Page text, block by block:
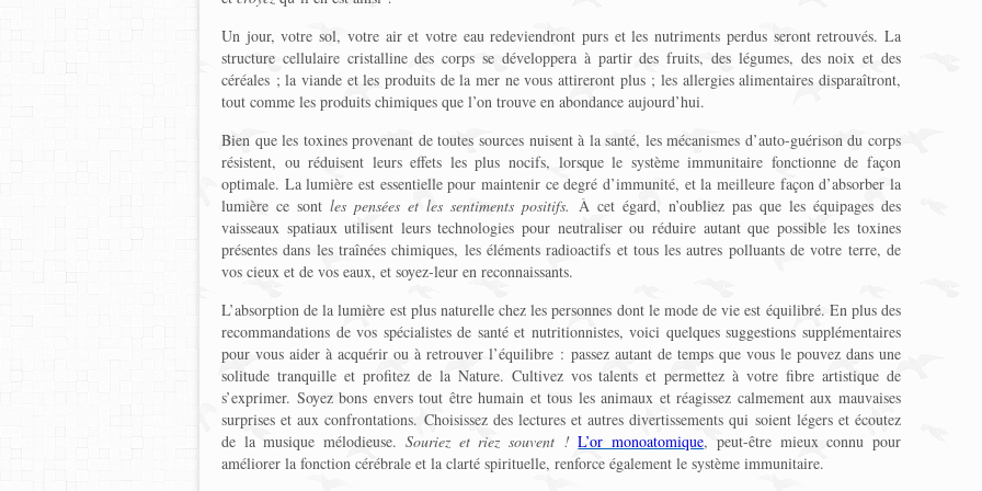
Un jour, votre sol, votre air et votre eau redeviendront purs et les nutriments perdus seront retrouvés. La
structure cellulaire cristalline des corps se développera à partir des fruits, des légumes, des noix et des
céréales ; la viande et les produits de la mer ne vous attireront plus ; les allergies alimentaires disparaîtront,
tout comme les produits chimiques que l’on trouve en abondance aujourd’hui.
Bien que les toxines provenant de toutes sources nuisent à la santé, les mécanismes d’auto-guérison du corps
résistent, ou réduisent leurs effets les plus nocifs, lorsque le système immunitaire fonctionne de façon
optimale. La lumière est essentielle pour maintenir ce degré d’immunité, et la meilleure façon d’absorber la
lumière ce sontles pensées et les sentiments positifs. À cet égard, n’oubliez pas que les équipages des
vaisseaux spatiaux utilisent leurs technologies pour neutraliser ou réduire autant que possible les toxines
présentes dans les traînées chimiques, les éléments radioactifs et tous les autres polluants de votre terre, de
vos cieux et de vos eaux, et soyez-leur en reconnaissants.
L’absorption de la lumière est plus naturelle chez les personnes dont le mode de vie est équilibré. En plus des
recommandations de vos spécialistes de santé et nutritionnistes, voici quelques suggestions supplémentaires
pour vous aider à acquérir ou à retrouver l’équilibre : passez autant de temps que vous le pouvez dans une
solitude tranquille et profitez de la Nature. Cultivez vos talents et permettez à votre fibre artistique de
s’exprimer. Soyez bons envers tout être humain et tous les animaux et réagissez calmement aux mauvaises
surprises et aux confrontations. Choisissez des lectures et autres divertissements qui soient légers et écoutez
de la musique mélodieuse. Souriez et riez souvent ! L’or monoatomique, peut-être mieux connu pour
améliorer la fonction cérébrale et la clarté spirituelle, renforce également le système immunitaire.